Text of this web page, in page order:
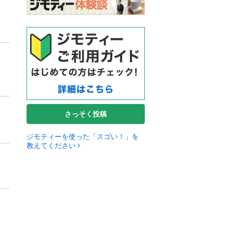
さっそく投稿
ジモティーを使った「スゴい！」を
教えてください